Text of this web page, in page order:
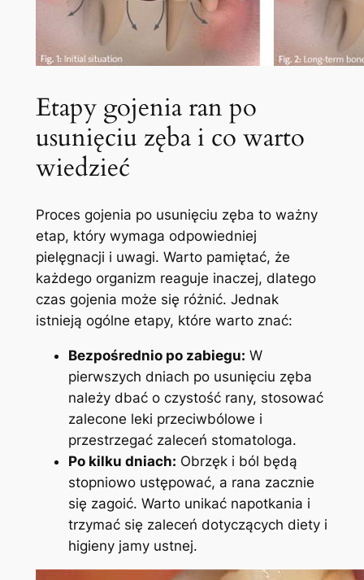
Etapy gojenia ran po
usunięciu ‍zęba i co warto
wiedzieć
Proces gojenia po usunięciu zęba to ważny
etap, który wymaga odpowiedniej
pielęgnacji⁢ i uwagi. Warto pamiętać, że
każdego organizm reaguje inaczej, dlatego
czas gojenia może się różnić. Jednak
istnieją ogólne etapy, które warto ‍znać:
Bezpośrednio po zabiegu: W
pierwszych dniach po usunięciu zęba
należy⁣ dbać o czystość rany, stosować
zalecone leki przeciwbólowe i
⁢przestrzegać zaleceń stomatologa.
Po kilku dniach: Obrzęk⁤ i ból będą
stopniowo ‌ustępować,‍ a rana ⁤zacznie
się zagoić.‍ Warto unikać napotkania i‌
trzymać się zaleceń dotyczących diety i
higieny jamy ustnej.